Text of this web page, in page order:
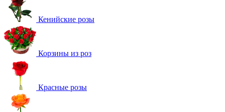
Кенийские розы
Корзины из роз
Красные розы